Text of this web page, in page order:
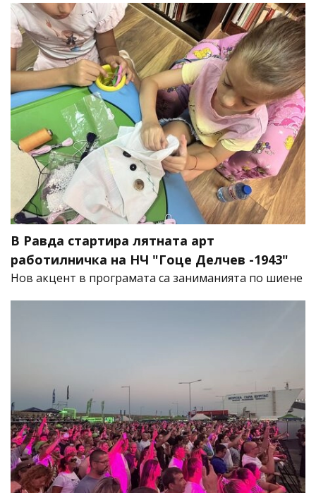
В Равда стартира лятната арт
работилничка на НЧ "Гоце Делчев -1943"
Нов акцент в програмата са заниманията по шиене